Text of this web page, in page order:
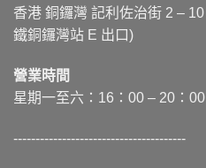
香港 銅鑼灣 記利佐治街 2 – 10
鐵銅鑼灣站 E 出口)
營業時間
星期一至六：16：00 – 20：00
---------------------------------------